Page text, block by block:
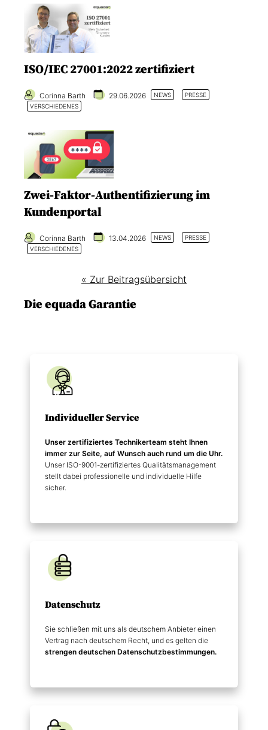
ISO/IEC 27001:2022 zertifiziert
Corinna Barth 29.06.2026 NEWS
PRESSE
VERSCHIEDENES
Zwei-Faktor-Authentifizierung im
Kundenportal
Corinna Barth 13.04.2026 NEWS
PRESSE
VERSCHIEDENES
« Zur Beitragsübersicht
Die equada Garantie
Individueller Service
Unser zertifiziertes Technikerteam steht Ihnen
immer zur Seite, auf Wunsch auch rund um die Uhr.
Unser ISO-9001-zertifiziertes Qualitätsmanagement
stellt dabei professionelle und individuelle Hilfe
sicher.
Datenschutz
Sie schließen mit uns als deutschem Anbieter einen
Vertrag nach deutschem Recht, und es gelten die
strengen deutschen Datenschutz­bestimmungen.